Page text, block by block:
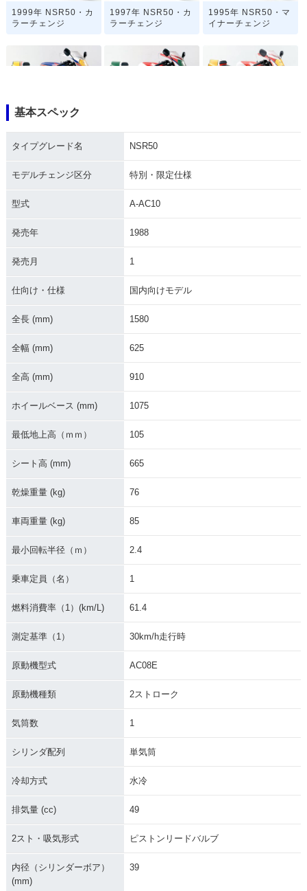
1999年 NSR50・カ
ラーチェンジ
1997年 NSR50・カ
ラーチェンジ
1995年 NSR50・マ
イナーチェンジ
別・限定仕様
1992年 NSR50・カ
ラーチェンジ
ラーチェンジ
1989年 NSR50・マ
イナーチェンジ
ラーチェンジ
1988年 NSR50・特
別・限定仕様
基本スペック
タイプグレード名 NSR50
モデルチェンジ区分 特別・限定仕様
型式 A-AC10
発売年 1988
発売月 1
仕向け・仕様 国内向けモデル
全長 (mm) 1580
全幅 (mm) 625
全高 (mm) 910
ホイールベース (mm) 1075
最低地上高（ｍｍ） 105
シート高 (mm) 665
乾燥重量 (kg) 76
車両重量 (kg) 85
最小回転半径（ｍ） 2.4
乗車定員（名） 1
燃料消費率（1）(km/L) 61.4
測定基準（1） 30km/h走行時
原動機型式 AC08E
原動機種類 2ストローク
気筒数 1
シリンダ配列 単気筒
冷却方式 水冷
排気量 (cc) 49
2スト・吸気形式 ピストンリードバルブ
内径（シリンダーボア）
(mm)
39